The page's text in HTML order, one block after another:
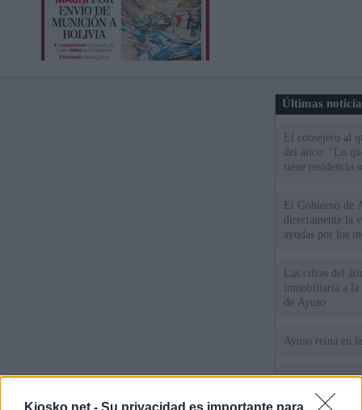
Kiosko.net - Su privacidad es importante para
Últimas
El consejero al
del ático: "Lo
tiene residencia
El Gobierno de
directamente la
ayudas por los
Las cifras del
inmobiliaria a la
de Ayuso
Ayuso reina en
El juez propone
la filtración de